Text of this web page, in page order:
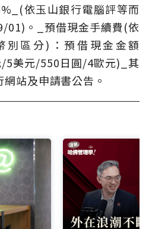
依玉山銀行電腦評等而
01)。_預借現金手續費(依
別區分)：預借現金金額
5美元/550日圓/4歐元)_其
站及申請書公告。